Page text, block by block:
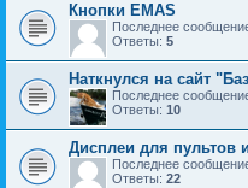
Кнопки EMAS
Последнее
Ответы: 5
Наткнулся на сайт
Последнее
Ответы: 10
Дисплеи для пультов
Последнее
Ответы: 22